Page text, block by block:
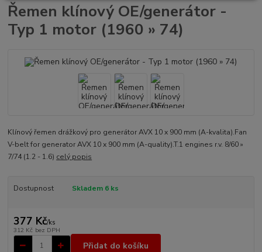
Řemen klínový OE/generátor -
Typ 1 motor (1960 » 74)
Klínový řemen drážkový pro generátor AVX 10 x 900 mm (A-kvalita).Fan
V-belt for generator AVX 10 x 900 mm (A-quality).T.1 engines r.v. 8/60 »
7/74 (1.2 - 1.6) celý popis
Dostupnost Skladem 6 ks
377 Kč/ks
312 Kč bez DPH
Přidat do košíku